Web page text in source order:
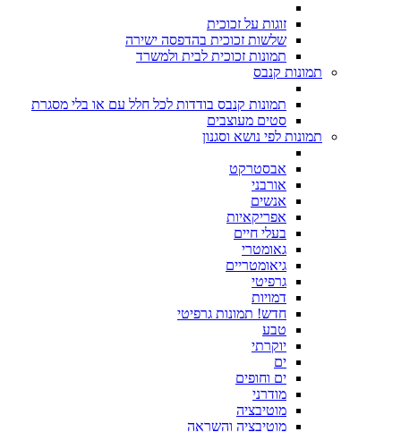
זוגות על זכוכית
שלשות זכוכית בהדפסה ישירה
תמונות זכוכית לבית ולמשרד
תמונות קנבס
תמונות קנבס בודדות לכל חלל עם או בלי מסגרת
סטים מעוצבים
תמונות לפי נושא וסגנון
אבסטרקט
אורבני
אנשים
אפריקאיות
בעלי חיים
גאומטרי
גיאומטריים
גרפיטי
דמויות
חדש! תמונות גרפיטי
טבע
יוקרתי
ים
ים וחופים
מודרני
מוטיבציה
מוטיבציה והשראה